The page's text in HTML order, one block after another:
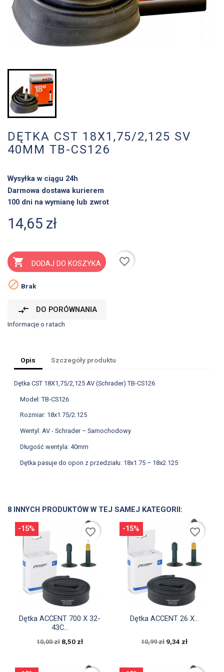
DĘTKA CST 18X1,75/2,125 SV
40MM TB-CS126
Wysyłka w ciągu 24h
Darmowa dostawa kurierem
100 dni na wymianę lub zwrot
14,65 zł
 DODAJ DO KOSZYKA
favorite_border
 Brak
compare_arrows DO PORÓWNANIA
Informacje o ratach
Opis Szczegóły produktu
Dętka CST 18X1,75/2,125 AV (Schrader) TB-CS126
Model: TB-CS126
Rozmiar: 18x1.75/2.125
Wentyl: AV - Schrader – Samochodowy
Długość wentyla: 40mm
Dętka pasuje do opon z przedziału: 18x1.75 – 18x2.125
8 INNYCH PRODUKTÓW W TEJ SAMEJ KATEGORII:
Szybki podgląd
Dętka ACCENT 700 X 32-
43C...
10,00 zł 8,50 zł
-15% favorite_border
Szybki podgląd
Dętka ACCENT 26 X...
10,99 zł 9,34 zł
-15% favorite_border